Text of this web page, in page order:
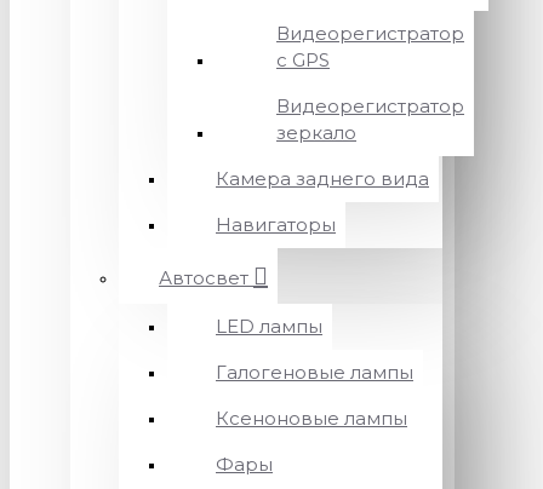
Видеорегистратор
с GPS
Видеорегистратор
зеркало
Камера заднего вида
Навигаторы
Автосвет
LED лампы
Галогеновые лампы
Ксеноновые лампы
Фары